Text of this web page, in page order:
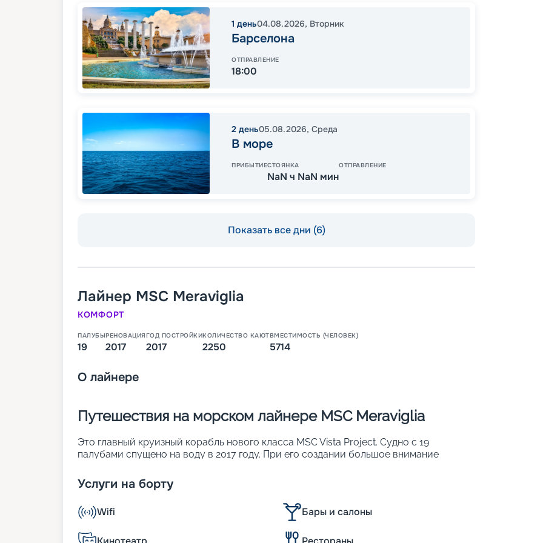
1 день04.08.2026, Вторник
Барселона
ОТПРАВЛЕНИЕ
18:00
2 день05.08.2026, Среда
В море
ПРИБЫТИЕСТОЯНКА
NaN ч NaN мин
ОТПРАВЛЕНИЕ
Показать все дни (6)
Лайнер MSC Meraviglia
КОМФОРТ
ПАЛУБЫ
19
РЕНОВАЦИЯ
2017
ГОД ПОСТРОЙКИ
2017
КОЛИЧЕСТВО КАЮТ
2250
ВМЕСТИМОСТЬ (ЧЕЛОВЕК)
5714
О лайнере
Путешествия на морском лайнере MSC Meraviglia
Это главный круизный корабль нового класса MSC Vista Project. Судно с 19
палубами спущено на воду в 2017 году. При его создании большое внимание
• ширина – 65 м;
• длина – 316 м;
• водоизмещение – около 172 тыс. т;
• осадка – 9 м;
• вместительность – 5 714 человек.
Услуги на борту
Wifi Бары и салоны